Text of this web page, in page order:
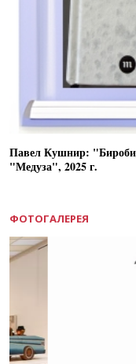
Павел Кушнир:
"Медуза", 2025 г.
ФОТОГАЛЕРЕЯ